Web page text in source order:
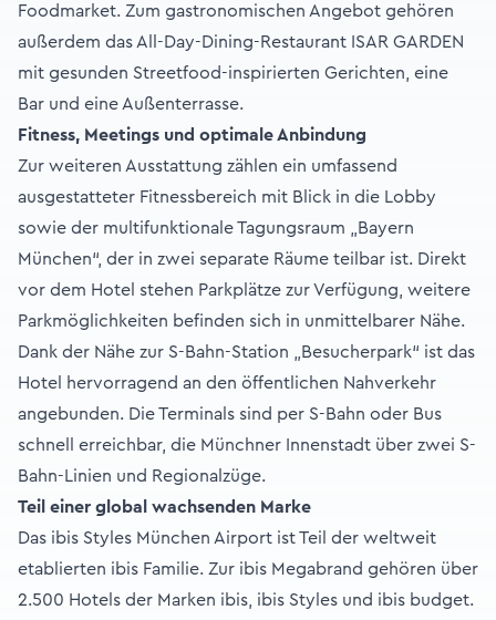
Foodmarket. Zum gastronomischen Angebot gehören
außerdem das All-Day-Dining-Restaurant ISAR GARDEN
mit gesunden Streetfood-inspirierten Gerichten, eine
Bar und eine Außenterrasse.
Fitness, Meetings und optimale Anbindung
Zur weiteren Ausstattung zählen ein umfassend
ausgestatteter Fitnessbereich mit Blick in die Lobby
sowie der multifunktionale Tagungsraum „Bayern
München“, der in zwei separate Räume teilbar ist. Direkt
vor dem Hotel stehen Parkplätze zur Verfügung, weitere
Parkmöglichkeiten befinden sich in unmittelbarer Nähe.
Dank der Nähe zur S-Bahn-Station „Besucherpark“ ist das
Hotel hervorragend an den öffentlichen Nahverkehr
angebunden. Die Terminals sind per S-Bahn oder Bus
schnell erreichbar, die Münchner Innenstadt über zwei S-
Bahn-Linien und Regionalzüge.
Teil einer global wachsenden Marke
Das ibis Styles München Airport ist Teil der weltweit
etablierten ibis Familie. Zur ibis Megabrand gehören über
2.500 Hotels der Marken ibis, ibis Styles und ibis budget.